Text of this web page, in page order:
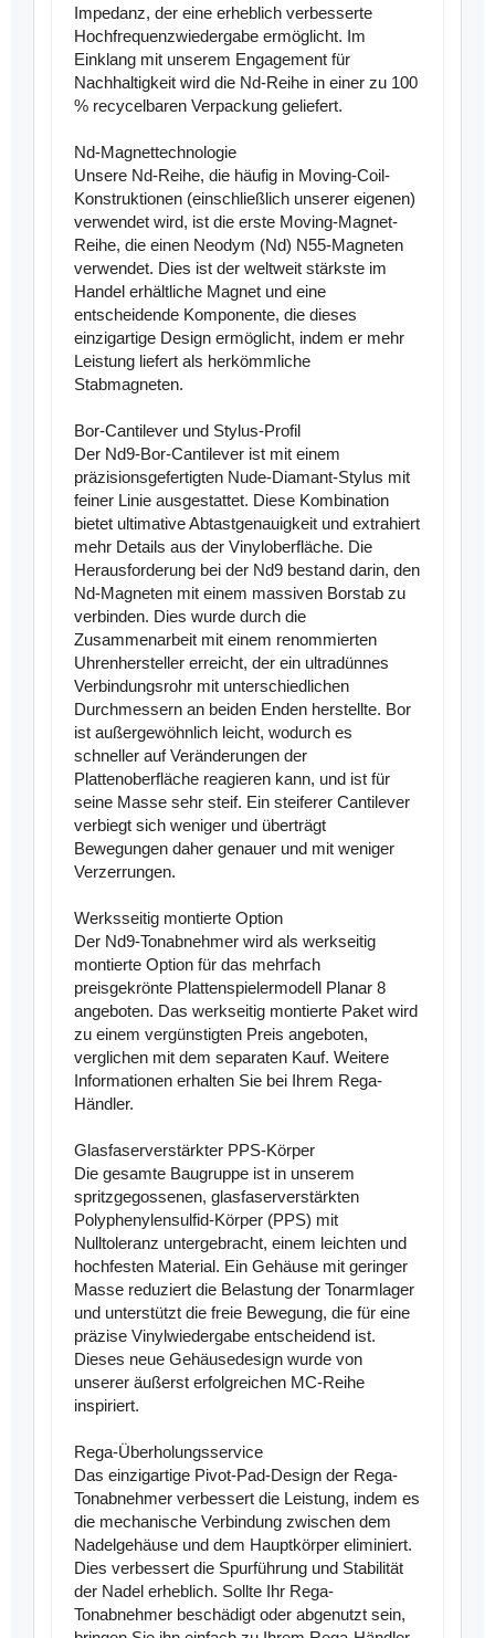
Impedanz, der eine erheblich verbesserte
Hochfrequenzwiedergabe ermöglicht. Im
Einklang mit unserem Engagement für
Nachhaltigkeit wird die Nd-Reihe in einer zu 100
% recycelbaren Verpackung geliefert.
Nd-Magnettechnologie
Unsere Nd-Reihe, die häufig in Moving-Coil-
Konstruktionen (einschließlich unserer eigenen)
verwendet wird, ist die erste Moving-Magnet-
Reihe, die einen Neodym (Nd) N55-Magneten
verwendet. Dies ist der weltweit stärkste im
Handel erhältliche Magnet und eine
entscheidende Komponente, die dieses
einzigartige Design ermöglicht, indem er mehr
Leistung liefert als herkömmliche
Stabmagneten.
Bor-Cantilever und Stylus-Profil
Der Nd9-Bor-Cantilever ist mit einem
präzisionsgefertigten Nude-Diamant-Stylus mit
feiner Linie ausgestattet. Diese Kombination
bietet ultimative Abtastgenauigkeit und extrahiert
mehr Details aus der Vinyloberfläche. Die
Herausforderung bei der Nd9 bestand darin, den
Nd-Magneten mit einem massiven Borstab zu
verbinden. Dies wurde durch die
Zusammenarbeit mit einem renommierten
Uhrenhersteller erreicht, der ein ultradünnes
Verbindungsrohr mit unterschiedlichen
Durchmessern an beiden Enden herstellte. Bor
ist außergewöhnlich leicht, wodurch es
schneller auf Veränderungen der
Plattenoberfläche reagieren kann, und ist für
seine Masse sehr steif. Ein steiferer Cantilever
verbiegt sich weniger und überträgt
Bewegungen daher genauer und mit weniger
Verzerrungen.
Werksseitig montierte Option
Der Nd9-Tonabnehmer wird als werkseitig
montierte Option für das mehrfach
preisgekrönte Plattenspielermodell Planar 8
angeboten. Das werkseitig montierte Paket wird
zu einem vergünstigten Preis angeboten,
verglichen mit dem separaten Kauf. Weitere
Informationen erhalten Sie bei Ihrem Rega-
Händler.
Glasfaserverstärkter PPS-Körper
Die gesamte Baugruppe ist in unserem
spritzgegossenen, glasfaserverstärkten
Polyphenylensulfid-Körper (PPS) mit
Nulltoleranz untergebracht, einem leichten und
hochfesten Material. Ein Gehäuse mit geringer
Masse reduziert die Belastung der Tonarmlager
und unterstützt die freie Bewegung, die für eine
präzise Vinylwiedergabe entscheidend ist.
Dieses neue Gehäusedesign wurde von
unserer äußerst erfolgreichen MC-Reihe
inspiriert.
Rega-Überholungsservice
Das einzigartige Pivot-Pad-Design der Rega-
Tonabnehmer verbessert die Leistung, indem es
die mechanische Verbindung zwischen dem
Nadelgehäuse und dem Hauptkörper eliminiert.
Dies verbessert die Spurführung und Stabilität
der Nadel erheblich. Sollte Ihr Rega-
Tonabnehmer beschädigt oder abgenutzt sein,